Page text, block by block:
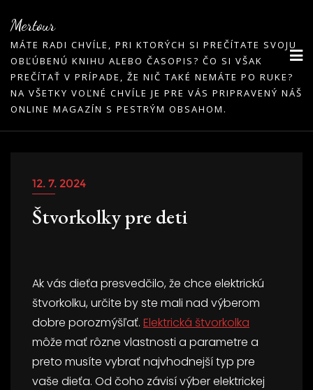
to
content
Mertour
MÁTE RADI CHVÍLE, PRI KTORÝCH SI PREČÍTATE SVOJU
OBĽÚBENÚ KNIHU ALEBO ČASOPIS? ČO SI VŠAK
PREČÍTAŤ V PRÍPADE, ŽE NIČ TAKÉ NEMÁTE PO RUKE?
NA VŠETKY VOĽNÉ CHVÍLE JE PRE VÁS PRIPRAVENÝ NÁŠ
ONLINE MAGAZÍN S PESTRÝM OBSAHOM.
12. 7. 2024
Štvorkolky pre deti
Ak vás dieťa presvedčilo, že chce elektrickú
štvorkolku, určite by ste mali nad výberom
dobre porozmýšľať. Elektrická štvorkolka
môže mať rôzne vlastnosti a parametre a
preto musíte vybrať najvhodnejší typ pre
vaše dieťa. Od čoho závisí výber elektrickej